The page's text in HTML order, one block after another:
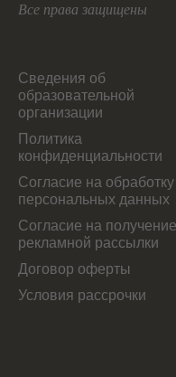
Все права защищены
Сведения об
образовательной
организации
Политика
конфиденциальности
Согласие на обработку
персональных данных
Согласие на получение
рекламной рассылки
Договор оферты
Условия рассрочки